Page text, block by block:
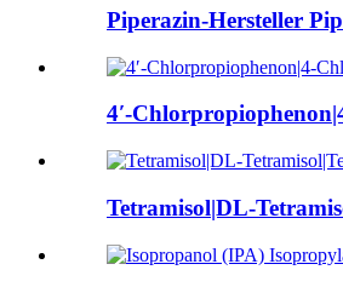
Piperazin-Hersteller
4′-
Tetramisol|DL-